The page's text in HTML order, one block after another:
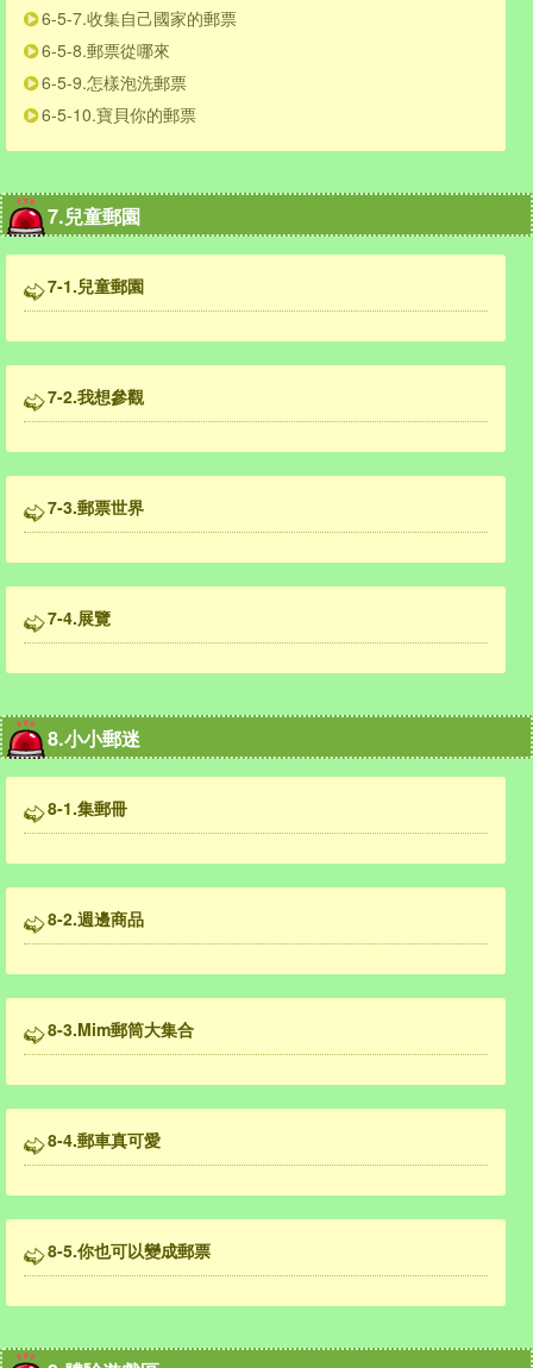
6-5-7.收集自己國家的郵票
6-5-8.郵票從哪來
6-5-9.怎樣泡洗郵票
6-5-10.寶貝你的郵票
7.兒童郵園
7-1.兒童郵園
7-2.我想參觀
7-3.郵票世界
7-4.展覽
8.小小郵迷
8-1.集郵冊
8-2.週邊商品
8-3.Mim郵筒大集合
8-4.郵車真可愛
8-5.你也可以變成郵票